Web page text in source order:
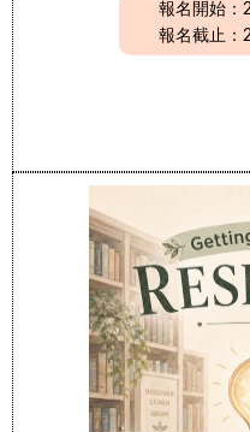
報名開始：
報名截止：